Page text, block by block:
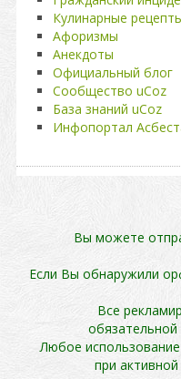
Кулинарные
Афоризмы
Анекдоты
Официальный блог
Сообщество uCoz
База знаний uCoz
Инфопортал
Вы можете
Если Вы обнаружили
Все
Любое
при